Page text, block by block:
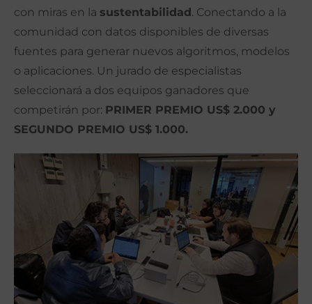
con miras en la sustentabilidad. Conectando a la
comunidad con datos disponibles de diversas
fuentes para generar nuevos algoritmos, modelos
o aplicaciones. Un jurado de especialistas
seleccionará a dos equipos ganadores que
competirán por: PRIMER PREMIO US$ 2.000 y
SEGUNDO PREMIO US$ 1.000.